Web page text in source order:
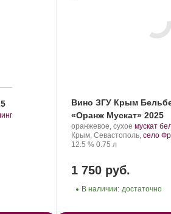
Вино ЗГУ Крым
«Оранж Мускат» 2025
Производитель:
Бельбек.
оранжевое, сухое .
Сорт
мускат
Регион:
Крым, Севастополь,село
Крепость
12.5 %. Объем
0.75 л
1 750 руб.
В наличии: достаточно